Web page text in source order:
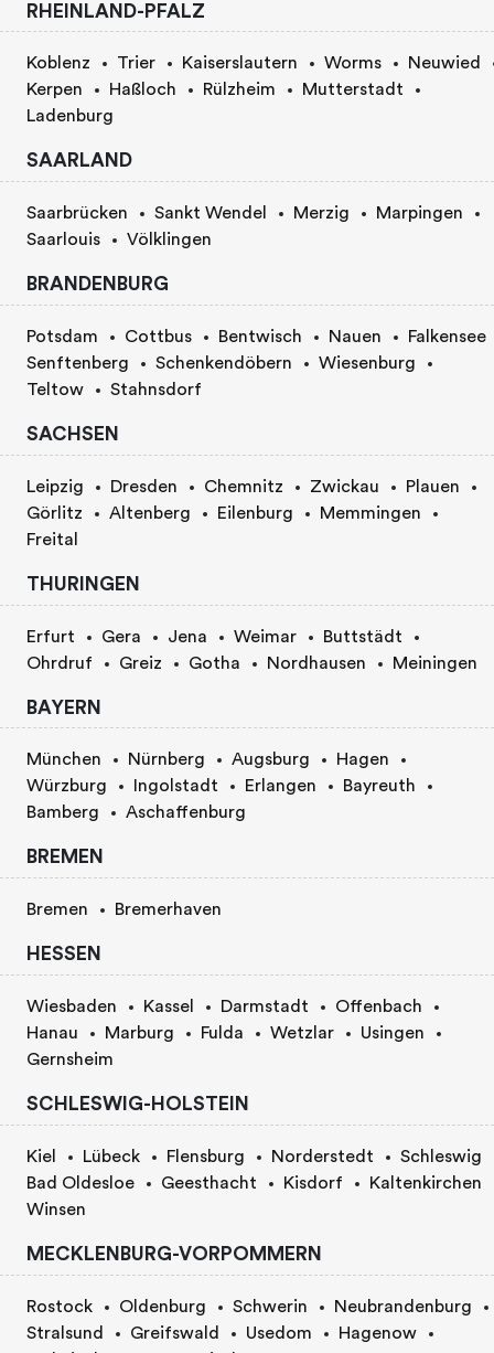
RHEINLAND-PFALZ
Koblenz Trier Kaiserslautern Worms
Neuwied
Kerpen
Haßloch Rülzheim
Mutterstadt
Ladenburg
SAARLAND
Saarbrücken Sankt Wendel Merzig
Marpingen
Saarlouis
Völklingen
BRANDENBURG
Potsdam Cottbus Bentwisch Nauen
Falkensee
Senftenberg
Schenkendöbern
Wiesenburg
Teltow
Stahnsdorf
SACHSEN
Leipzig Dresden Chemnitz Zwickau
Plauen
Görlitz
Altenberg Eilenburg
Memmingen
Freital
THURINGEN
Erfurt Gera Jena Weimar
Buttstädt
Ohrdruf
Greiz Gotha Nordhausen Meiningen
BAYERN
München Nürnberg Augsburg
Hagen
Würzburg
Ingolstadt Erlangen
Bayreuth
Bamberg
Aschaffenburg
BREMEN
Bremen Bremerhaven
HESSEN
Wiesbaden Kassel Darmstadt
Offenbach
Hanau
Marburg Fulda Wetzlar
Usingen
Gernsheim
SCHLESWIG-HOLSTEIN
Kiel Lübeck Flensburg Norderstedt
Schleswig
Bad Oldesloe
Geesthacht Kisdorf
Kaltenkirchen
Winsen
MECKLENBURG-VORPOMMERN
Rostock Oldenburg Schwerin
Neubrandenburg
Stralsund
Greifswald Usedom
Hagenow